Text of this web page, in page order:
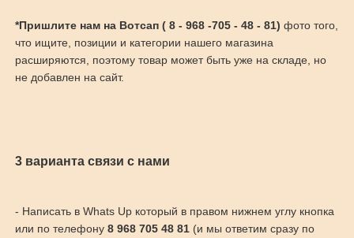
*Пришлите нам на Вотсап ( 8 - 968 -705 - 48 - 81) фото того,
что ищите, позиции и категории нашего магазина
расширяются, поэтому товар может быть уже на складе, но
не добавлен на сайт.
3 варианта связи с нами
- Написать в Whats Up который в правом нижнем углу кнопка
или по телефону 8 968 705 48 81(и мы ответим сразу по